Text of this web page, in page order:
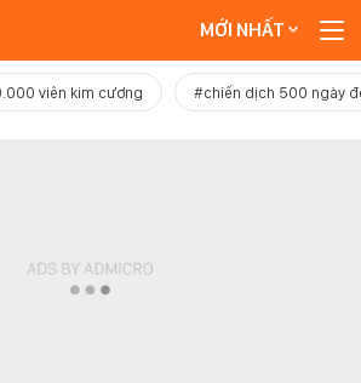
MỚI NHẤT
viên kim cương #chiến dịch 500 ngày